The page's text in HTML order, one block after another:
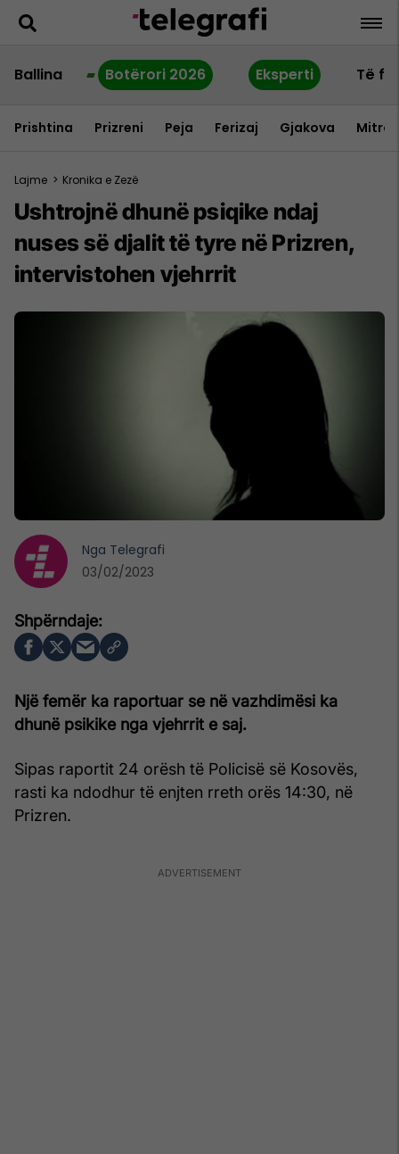
Ballina Botërori 2026 Eksperti Të
Prishtina Prizreni Peja Ferizaj Gjakova
Lajme > Kronika e Zezë
Ushtrojnë dhunë psiqike ndaj
nuses së djalit të tyre në Prizren,
intervistohen vjehrrit
Një femër ka raportuar se në vazhdimësi ka
dhunë psikike nga vjehrrit e saj.
Sipas raportit 24 orësh të Policisë së Kosovës,
rasti ka ndodhur të enjten rreth orës 14:30, në
Prizren.
Nga Telegrafi
03/02/2023